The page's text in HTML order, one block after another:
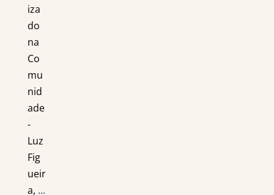
iza
do
na
Co
mu
nid
ade
-
Luz
Fig
ueir
a, ...